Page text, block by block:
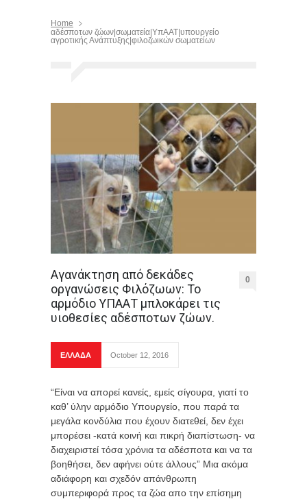
Home
αδέσποτων ζώων|σωματεία|ΥπΑΑΤ|υπουργείο
αγροτικής Ανάπτυξης|φιλοζωικών σωματείων
Αγανάκτηση από δεκάδες
οργανώσεις Φιλόζωων: Το
αρμόδιο ΥΠΑΑΤ μπλοκάρει τις
υιοθεσίες αδέσποτων ζώων.
0
ΕΛΛΑΔΑ October 12, 2016
“Είναι να απορεί κανείς, εμείς σίγουρα, γιατί το
καθ’ ύλην αρμόδιο Υπουργείο, που παρά τα
μεγάλα κονδύλια που έχουν διατεθεί, δεν έχει
μπορέσει -κατά κοινή και πικρή διαπίστωση- να
διαχειριστεί τόσα χρόνια τα αδέσποτα και να τα
βοηθήσει, δεν αφήνει ούτε άλλους” Μια ακόμα
αδιάφορη και σχεδόν απάνθρωπη
συμπεριφορά προς τα ζώα απο την επίσημη